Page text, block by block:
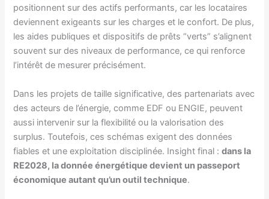
positionnent sur des actifs performants, car les locataires
deviennent exigeants sur les charges et le confort. De plus,
les aides publiques et dispositifs de prêts “verts” s’alignent
souvent sur des niveaux de performance, ce qui renforce
l’intérêt de mesurer précisément.
Dans les projets de taille significative, des partenariats avec
des acteurs de l’énergie, comme EDF ou ENGIE, peuvent
aussi intervenir sur la flexibilité ou la valorisation des
surplus. Toutefois, ces schémas exigent des données
fiables et une exploitation disciplinée. Insight final :dans la
RE2028, la donnée énergétique devient un passeport
économique autant qu’un outil technique.